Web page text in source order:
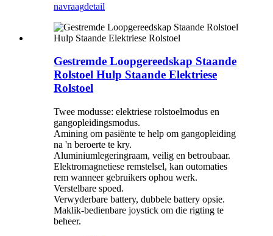
navraagdetail
Gestremde Loopgereedskap Staande
Rolstoel Hulp Staande Elektriese
Rolstoel
Twee modusse: elektriese rolstoelmodus en
gangopleidingsmodus.
Amining om pasiënte te help om gangopleiding
na 'n beroerte te kry.
Aluminiumlegeringraam, veilig en betroubaar.
Elektromagnetiese remstelsel, kan outomaties
rem wanneer gebruikers ophou werk.
Verstelbare spoed.
Verwyderbare battery, dubbele battery opsie.
Maklik-bedienbare joystick om die rigting te
beheer.